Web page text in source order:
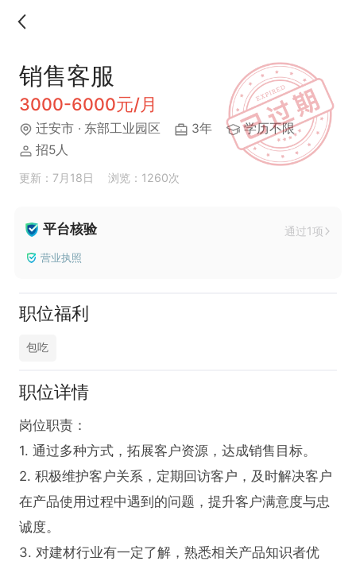
销售客服
3000-6000元/月
迁安市 · 东部工业园区 3年
学历不限
招5人
更新：7月18日 浏览：1260次
平台核验 通过1项
营业执照
职位福利
包吃
职位详情
岗位职责：
1. 通过多种方式，拓展客户资源，达成销售目标。
2. 积极维护客户关系，定期回访客户，及时解决客户
在产品使用过程中遇到的问题，提升客户满意度与忠
诚度。
3. 对建材行业有一定了解，熟悉相关产品知识者优